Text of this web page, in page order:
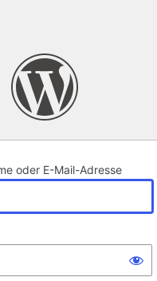
oder E-Mail-Adresse